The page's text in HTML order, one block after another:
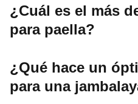
¿Cuál es el más
para paella?
¿Qué hace un
para una